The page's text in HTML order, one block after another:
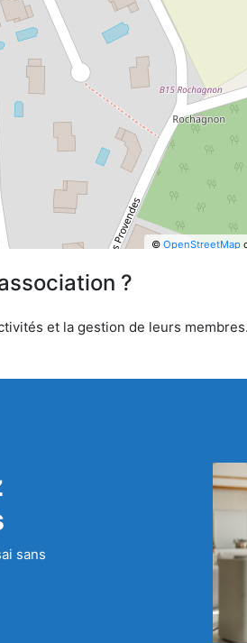
© OpenStreetMap
?
et la gestion de leurs
sans